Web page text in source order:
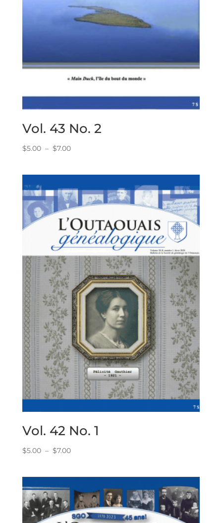
Vol. 43 No. 2
$5.00 – $7.00Plage
à
$7.00
Vol. 42 No. 1
$5.00 – $7.00Plage
$7.00